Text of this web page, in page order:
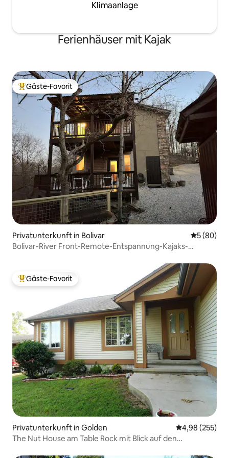
Klimaanlage
Ferienhäuser mit Kajak
Beliebter Gäste-Favorit.
Gäste-Favorit
Privatunterkunft in Bolivar
5 (80)
Bolivar-River Front-Remote-Entspannung-Kajaks-
Beliebter Gäste-Favorit.
Gäste-Favorit
Privatunterkunft in Golden
4,98 (255)
The Nut House am Table Rock mit Blick auf den